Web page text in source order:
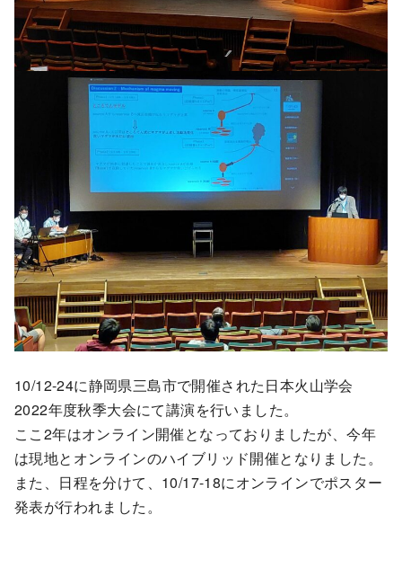
10/12-24に静岡県三島市で開催された日本火山学会
2022年度秋季大会にて講演を行いました。
ここ2年はオンライン開催となっておりましたが、今年
は現地とオンラインのハイブリッド開催となりました。
また、日程を分けて、10/17-18にオンラインでポスター
発表が行われました。